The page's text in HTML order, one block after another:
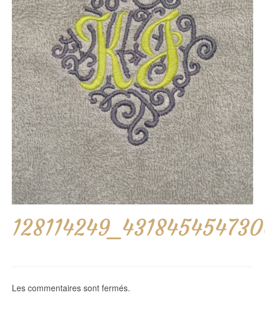
Les commentaires sont fermés.